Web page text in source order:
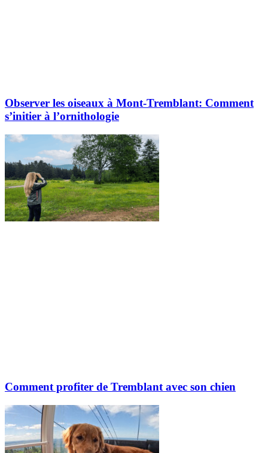
Observer les oiseaux à Mont-Tremblant: Comment
s’initier à l’ornithologie
Comment profiter de Tremblant avec son chien